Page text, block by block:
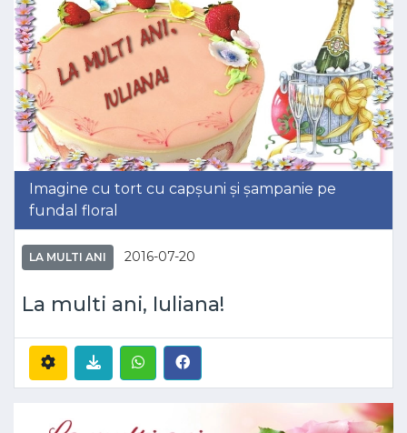
Imagine cu tort cu capșuni și șampanie pe
fundal floral
LA MULTI ANI 2016-07-20
La multi ani, Iuliana!